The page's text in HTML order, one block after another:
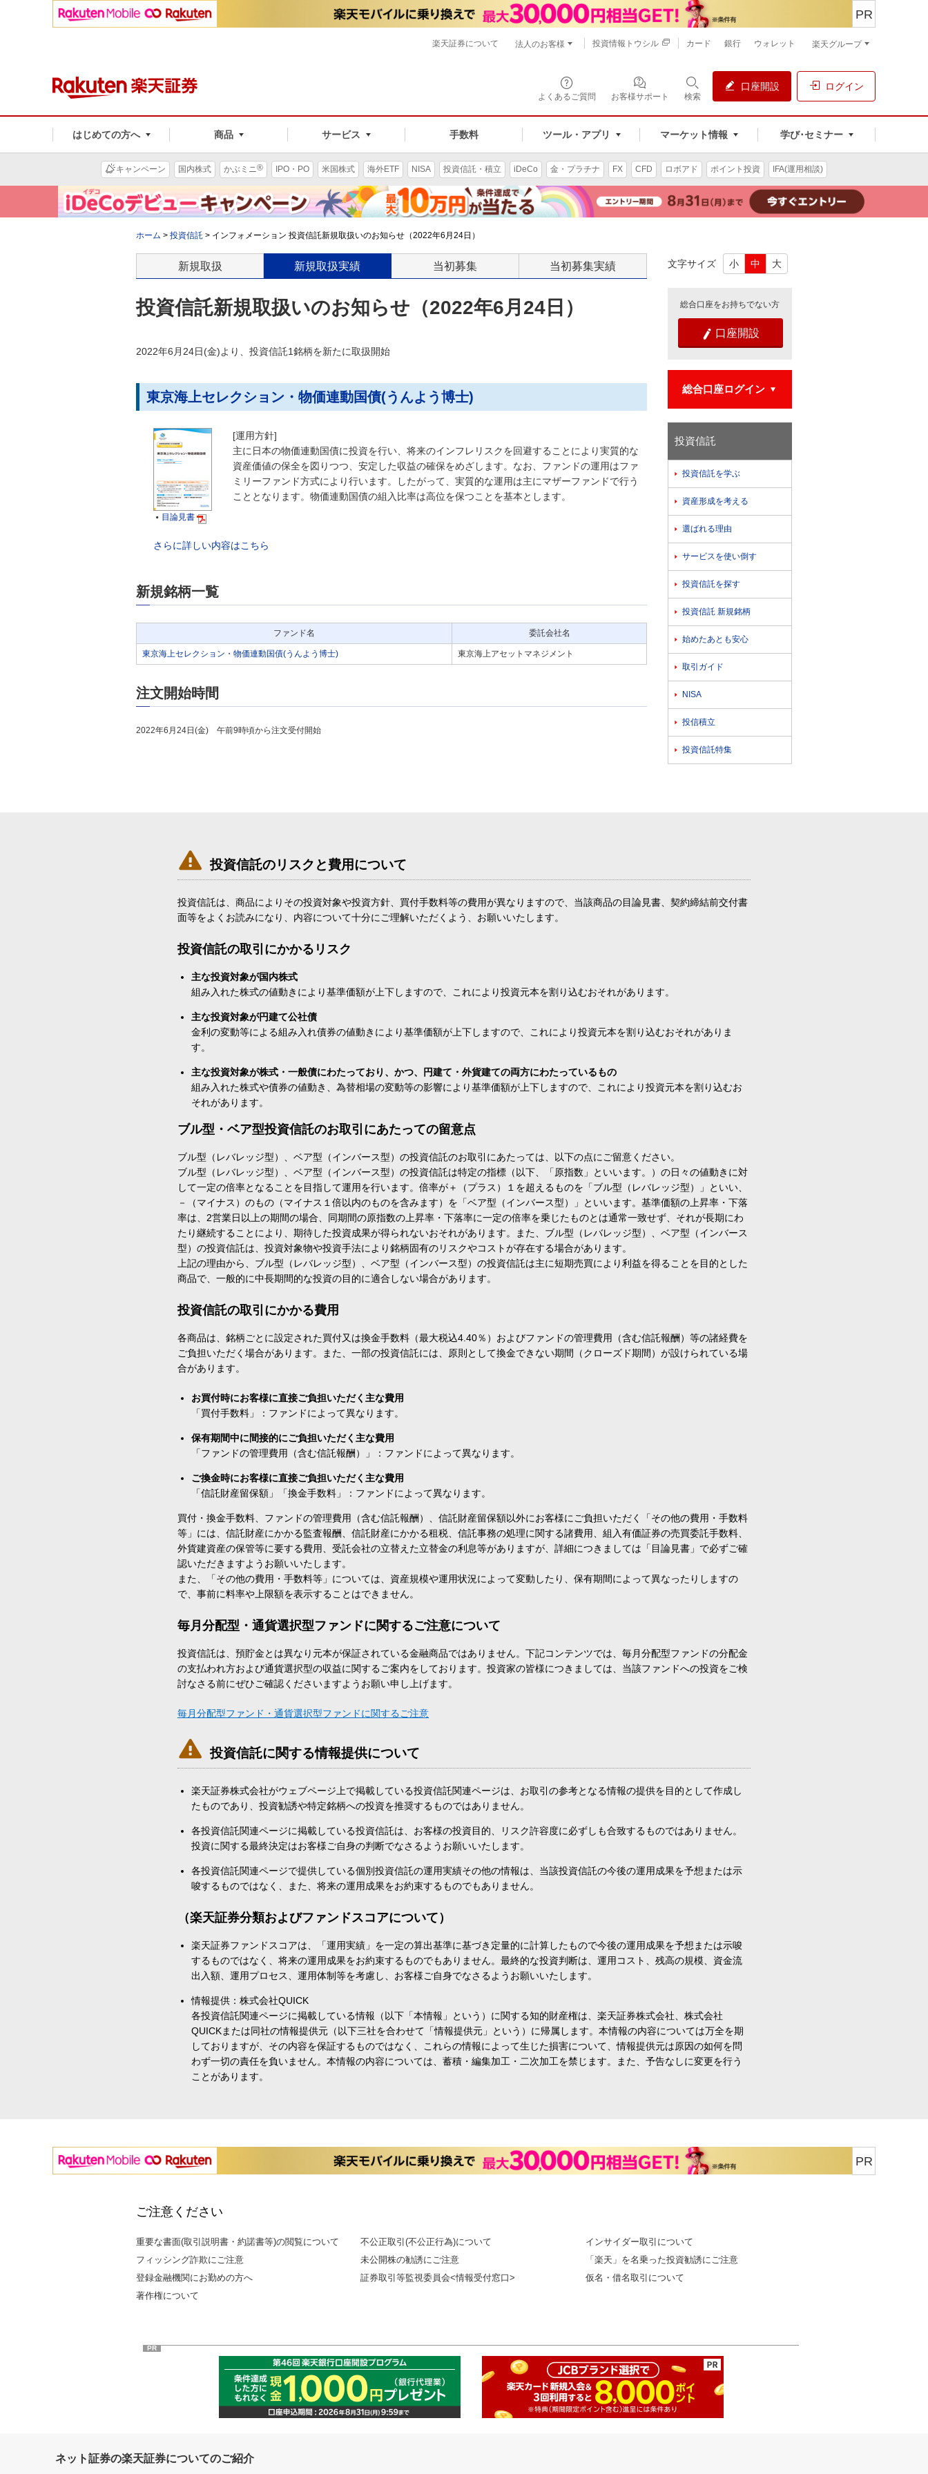
よくあるご質問 お客様サポート 検索
口座開設 ログイン
はじめての方へ 商品 サービス 手数料 ツール・アプリ マーケット情報 学び･セミナー
PR
楽天証券について 法人のお客様 投資情報トウシル カード 銀行 ウォレット 楽天グループ
キャンペーン 国内株式 かぶミニ® IPO・PO 米国株式 海外ETF NISA 投資信託・積立 iDeCo 金・プラチナ FX CFD ロボアド ポイント投資 IFA(運用相談)
ホーム > 投資信託 > インフォメーション 投資信託新規取扱いのお知らせ（2022年6月24日）
新規取扱 新規取扱実績 当初募集 当初募集実績
投資信託新規取扱いのお知らせ（2022年6月24日）
2022年6月24日(金)より、投資信託1銘柄を新たに取扱開始
東京海上セレクション・物価連動国債(うんよう博士)
 目論見書
[運用方針]
主に日本の物価連動国債に投資を行い、将来のインフレリスクを回避することにより実質的な
資産価値の保全を図りつつ、安定した収益の確保をめざします。なお、ファンドの運用はファ
ミリーファンド方式により行います。したがって、実質的な運用は主にマザーファンドで行う
こととなります。物価連動国債の組入比率は高位を保つことを基本とします。
さらに詳しい内容はこちら
新規銘柄一覧
ファンド名 委託会社名
東京海上セレクション・物価連動国債(うんよう博士) 東京海上アセットマネジメント
注文開始時間
2022年6月24日(金) 午前9時頃から注文受付開始
文字サイズ 小 中 大
総合口座をお持ちでない方
 口座開設
総合口座ログイン
投資信託
 投資信託を学ぶ
 資産形成を考える
 選ばれる理由
 サービスを使い倒す
 投資信託を探す
 投資信託 新規銘柄
 始めたあとも安心
 取引ガイド
 NISA
 投信積立
 投資信託特集
 投資信託のリスクと費用について
投資信託は、商品によりその投資対象や投資方針、買付手数料等の費用が異なりますので、当該商品の目論見書、契約締結前交付書
面等をよくお読みになり、内容について十分にご理解いただくよう、お願いいたします。
投資信託の取引にかかるリスク
主な投資対象が国内株式
組み入れた株式の値動きにより基準価額が上下しますので、これにより投資元本を割り込むおそれがあります。
主な投資対象が円建て公社債
金利の変動等による組み入れ債券の値動きにより基準価額が上下しますので、これにより投資元本を割り込むおそれがありま
す。
主な投資対象が株式・一般債にわたっており、かつ、円建て・外貨建ての両方にわたっているもの
組み入れた株式や債券の値動き、為替相場の変動等の影響により基準価額が上下しますので、これにより投資元本を割り込むお
それがあります。
ブル型・ベア型投資信託のお取引にあたっての留意点
ブル型（レバレッジ型）、ベア型（インバース型）の投資信託のお取引にあたっては、以下の点にご留意ください。
ブル型（レバレッジ型）、ベア型（インバース型）の投資信託は特定の指標（以下、「原指数」といいます。）の日々の値動きに対
して一定の倍率となることを目指して運用を行います。倍率が＋（プラス）１を超えるものを「ブル型（レバレッジ型）」といい、
－（マイナス）のもの（マイナス１倍以内のものを含みます）を「ベア型（インバース型）」といいます。基準価額の上昇率・下落
率は、2営業日以上の期間の場合、同期間の原指数の上昇率・下落率に一定の倍率を乗じたものとは通常一致せず、それが長期にわ
たり継続することにより、期待した投資成果が得られないおそれがあります。また、ブル型（レバレッジ型）、ベア型（インバース
型）の投資信託は、投資対象物や投資手法により銘柄固有のリスクやコストが存在する場合があります。
上記の理由から、ブル型（レバレッジ型）、ベア型（インバース型）の投資信託は主に短期売買により利益を得ることを目的とした
商品で、一般的に中長期間的な投資の目的に適合しない場合があります。
投資信託の取引にかかる費用
各商品は、銘柄ごとに設定された買付又は換金手数料（最大税込4.40％）およびファンドの管理費用（含む信託報酬）等の諸経費を
ご負担いただく場合があります。また、一部の投資信託には、原則として換金できない期間（クローズド期間）が設けられている場
合があります。
お買付時にお客様に直接ご負担いただく主な費用
「買付手数料」：ファンドによって異なります。
保有期間中に間接的にご負担いただく主な費用
「ファンドの管理費用（含む信託報酬）」：ファンドによって異なります。
ご換金時にお客様に直接ご負担いただく主な費用
「信託財産留保額」「換金手数料」：ファンドによって異なります。
買付・換金手数料、ファンドの管理費用（含む信託報酬）、信託財産留保額以外にお客様にご負担いただく「その他の費用・手数料
等」には、信託財産にかかる監査報酬、信託財産にかかる租税、信託事務の処理に関する諸費用、組入有価証券の売買委託手数料、
外貨建資産の保管等に要する費用、受託会社の立替えた立替金の利息等がありますが、詳細につきましては「目論見書」で必ずご確
認いただきますようお願いいたします。
また、「その他の費用・手数料等」については、資産規模や運用状況によって変動したり、保有期間によって異なったりしますの
で、事前に料率や上限額を表示することはできません。
毎月分配型・通貨選択型ファンドに関するご注意について
投資信託は、預貯金とは異なり元本が保証されている金融商品ではありません。下記コンテンツでは、毎月分配型ファンドの分配金
の支払われ方および通貨選択型の収益に関するご案内をしております。投資家の皆様につきましては、当該ファンドへの投資をご検
討なさる前にぜひご確認くださいますようお願い申し上げます。
毎月分配型ファンド・通貨選択型ファンドに関するご注意
 投資信託に関する情報提供について
楽天証券株式会社がウェブページ上で掲載している投資信託関連ページは、お取引の参考となる情報の提供を目的として作成し
たものであり、投資勧誘や特定銘柄への投資を推奨するものではありません。
各投資信託関連ページに掲載している投資信託は、お客様の投資目的、リスク許容度に必ずしも合致するものではありません。
投資に関する最終決定はお客様ご自身の判断でなさるようお願いいたします。
各投資信託関連ページで提供している個別投資信託の運用実績その他の情報は、当該投資信託の今後の運用成果を予想または示
唆するものではなく、また、将来の運用成果をお約束するものでもありません。
（楽天証券分類およびファンドスコアについて）
楽天証券ファンドスコアは、「運用実績」を一定の算出基準に基づき定量的に計算したもので今後の運用成果を予想または示唆
するものではなく、将来の運用成果をお約束するものでもありません。最終的な投資判断は、運用コスト、残高の規模、資金流
出入額、運用プロセス、運用体制等を考慮し、お客様ご自身でなさるようお願いいたします。
情報提供：株式会社QUICK
各投資信託関連ページに掲載している情報（以下「本情報」という）に関する知的財産権は、楽天証券株式会社、株式会社
QUICKまたは同社の情報提供元（以下三社を合わせて「情報提供元」という）に帰属します。本情報の内容については万全を期
しておりますが、その内容を保証するものではなく、これらの情報によって生じた損害について、情報提供元は原因の如何を問
わず一切の責任を負いません。本情報の内容については、蓄積・編集加工・二次加工を禁じます。また、予告なしに変更を行う
ことがあります。
PR
ご注意ください
重要な書面(取引説明書・約諾書等)の閲覧について
フィッシング詐欺にご注意
登録金融機関にお勤めの方へ
著作権について
不公正取引(不公正行為)について
未公開株の勧誘にご注意
証券取引等監視委員会<情報受付窓口>
インサイダー取引について
「楽天」を名乗った投資勧誘にご注意
仮名・借名取引について
PR
ネット証券の楽天証券についてのご紹介